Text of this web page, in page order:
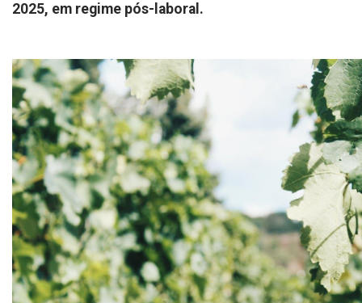
2025, em regime pós-laboral.